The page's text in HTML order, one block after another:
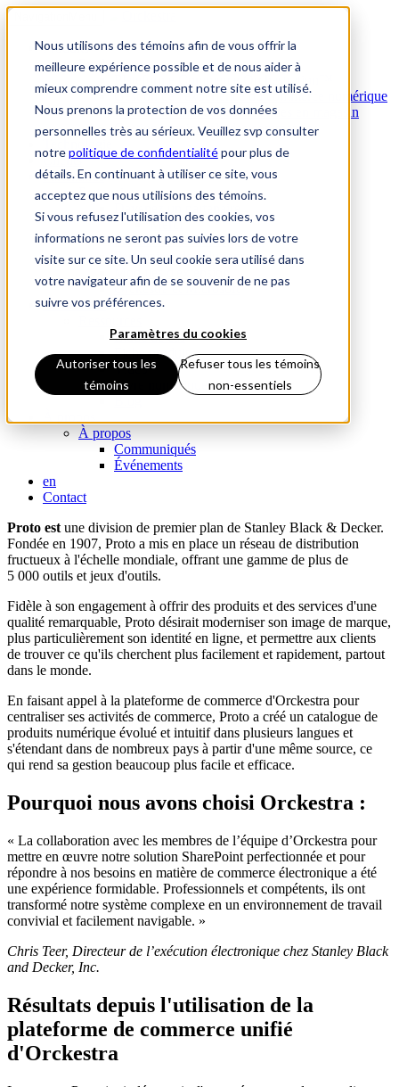
Nous utilisons des témoins afin de vous offrir la
meilleure expérience possible et de nous aider à
mieux comprendre comment notre site est utilisé.
Nous prenons la protection de vos données
personnelles très au sérieux. Veuillez svp consulter
notrepolitique de confidentialitépour plus de
détails. En continuant à utiliser ce site, vous
acceptez que nous utilisions des témoins.
Si vous refusez l'utilisation des cookies, vos
informations ne seront pas suivies lors de votre
visite sur ce site. Un seul cookie sera utilisé dans
votre navigateur afin de se souvenir de ne pas
suivre vos préférences.
Paramètres du cookies
Autoriser tous les
témoins
Refuser tous les témoins
non-essentiels
Produits
Produits
Gestion de l'expérience du commerce numérique
Gestion mobile des commandes en magasin
Gestion omnicanale des commandes
Clients
Partenaires
Partenaires
Merci
Partenaires technologiques
Partenaires de solutions
Orckestra et Microsoft
Ressources
Étude de cas
Fiche produit
Vidéo
Livre numérique & Livre blanc
À propos
Communiqués
Événements
en
Contact
Proto est une division de premier plan de Stanley Black & Decker.
Fondée en 1907, Proto a mis en place un réseau de distribution
fructueux à l'échelle mondiale, offrant une gamme de plus de
5 000 outils et jeux d'outils.
Fidèle à son engagement à offrir des produits et des services d'une
qualité remarquable, Proto désirait moderniser son image de marque,
plus particulièrement son identité en ligne, et permettre aux clients
de trouver ce qu'ils cherchent plus facilement et rapidement, partout
dans le monde.
En faisant appel à la plateforme de commerce d'Orckestra pour
centraliser ses activités de commerce, Proto a créé un catalogue de
produits numérique évolué et intuitif dans plusieurs langues et
s'étendant dans de nombreux pays à partir d'une même source, ce
qui rend sa gestion beaucoup plus facile et efficace.
Pourquoi nous avons choisi Orckestra :
« La collaboration avec les membres de l’équipe d’Orckestra pour
mettre en œuvre notre solution SharePoint perfectionnée et pour
répondre à nos besoins en matière de commerce électronique a été
une expérience formidable. Professionnels et compétents, ils ont
transformé notre système complexe en un environnement de travail
convivial et facilement navigable. »
Chris Teer, Directeur de l’exécution électronique chez Stanley Black
and Decker, Inc.
Résultats depuis l'utilisation de la
plateforme de commerce unifié
d'Orckestra